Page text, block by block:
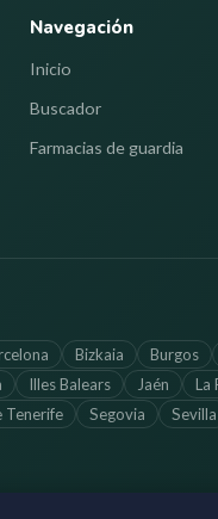
Navegación
Inicio
Buscador
Farmacias de guardia
Bizkaia Burgos
Illes Balears Jaén La
Tenerife Segovia Sevilla